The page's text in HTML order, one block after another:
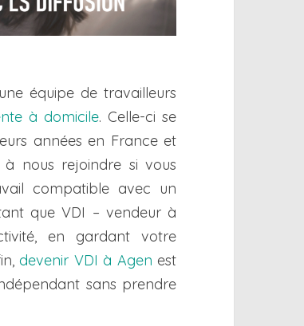
équipe de travailleurs
à domicile. Celle-ci se
années en France et
à nous rejoindre si vous
compatible avec un
que VDI – vendeur à
en gardant votre
devenir VDI à Agen est
sans prendre